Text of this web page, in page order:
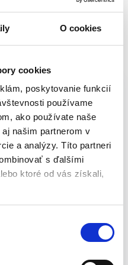
O cookies
cookies
poskytovanie funkcií
používame
ako používate naše
našim partnerom v
a analýzy. Títo partneri
s ďalšími
ktoré od vás získali,
Jednoduché prepínanie
odvod vzduchu do
v plastovom kufríku,
račňa 1/2″, 17-dielna sada
pre montážne
Jednoduché prepínanie
odvod vzduchu do
v plastovom kufríku,
9-10-11-13-14-17-19